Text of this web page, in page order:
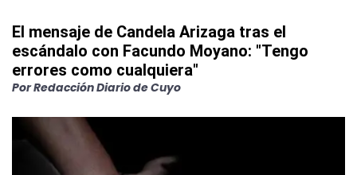
El mensaje de Candela Arizaga tras el
escándalo con Facundo Moyano: "Tengo
errores como cualquiera"
PorRedacción Diario de Cuyo